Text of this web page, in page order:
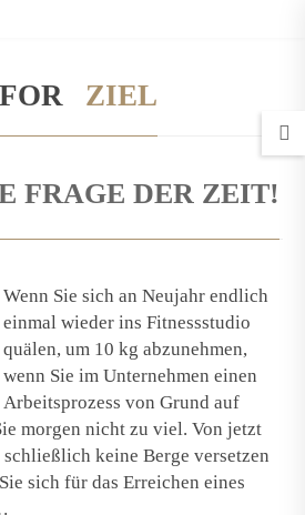
ZIEL
FRAGE DER ZEIT!
Wenn Sie sich an Neujahr endlich
einmal wieder ins Fitnessstudio
quälen, um 10 kg abzunehmen,
wenn Sie im Unternehmen einen
Arbeitsprozess von Grund auf
morgen nicht zu viel. Von jetzt
keine Berge versetzen
sich für das Erreichen eines